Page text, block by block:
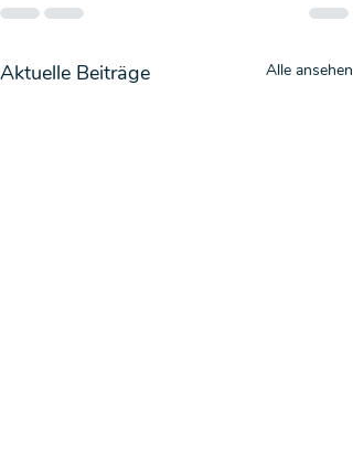
Aktuelle Beiträge Alle ansehen